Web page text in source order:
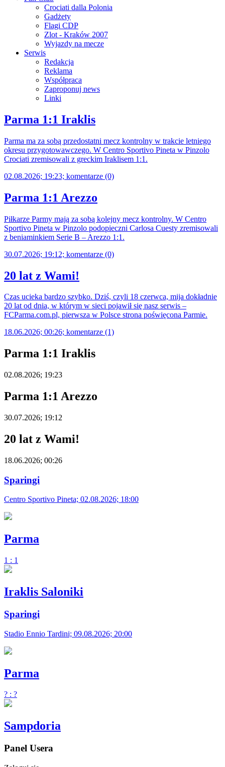
Crociati dalla Polonia
Gadżety
Flagi CDP
Zlot - Kraków 2007
Wyjazdy na mecze
Serwis
Redakcja
Reklama
Współpraca
Zaproponuj news
Linki
Parma 1:1 Iraklis
Parma ma za sobą przedostatni mecz kontrolny w trakcie letniego
okresu przygotowawczego. W Centro Sportivo Pineta w Pinzolo
Crociati zremisowali z greckim Iraklisem 1:1.
02.08.2026; 19:23; komentarze (0)
Parma 1:1 Arezzo
Piłkarze Parmy mają za sobą kolejny mecz kontrolny. W Centro
Sportivo Pineta w Pinzolo podopieczni Carlosa Cuesty zremisowali
z beniaminkiem Serie B – Arezzo 1:1.
30.07.2026; 19:12; komentarze (0)
20 lat z Wami!
Czas ucieka bardzo szybko. Dziś, czyli 18 czerwca, mija dokładnie
20 lat od dnia, w którym w sieci pojawił się nasz serwis –
FCParma.com.pl, pierwsza w Polsce strona poświęcona Parmie.
18.06.2026; 00:26; komentarze (1)
Parma 1:1 Iraklis
02.08.2026; 19:23
Parma 1:1 Arezzo
30.07.2026; 19:12
20 lat z Wami!
18.06.2026; 00:26
Sparingi
Centro Sportivo Pineta; 02.08.2026; 18:00
Parma
1 : 1
Iraklis Saloniki
Sparingi
Stadio Ennio Tardini; 09.08.2026; 20:00
Parma
? : ?
Sampdoria
Panel Usera